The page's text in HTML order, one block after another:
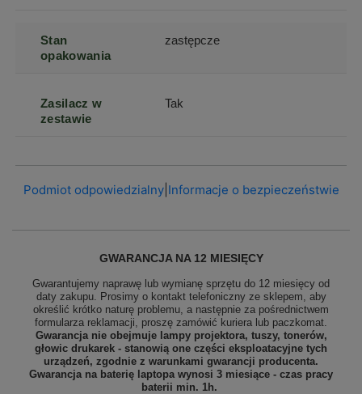
Stan
opakowania
zastępcze
Zasilacz w
zestawie
Tak
Podmiot odpowiedzialny| Informacje o bezpieczeństwie
GWARANCJA NA 12 MIESIĘCY
Gwarantujemy naprawę lub wymianę sprzętu do 12 miesięcy od
daty zakupu. Prosimy o kontakt telefoniczny ze sklepem, aby
określić krótko naturę problemu, a następnie za pośrednictwem
formularza reklamacji, proszę zamówić kuriera lub paczkomat.
Gwarancja nie obejmuje lampy projektora, tuszy, tonerów,
głowic drukarek - stanowią one części eksploatacyjne tych
urządzeń, zgodnie z warunkami gwarancji producenta.
Gwarancja na baterię laptopa wynosi 3 miesiące - czas pracy
baterii min. 1h.